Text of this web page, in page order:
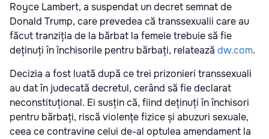
Royce Lambert, a suspendat un decret semnat de
Donald Trump, care prevedea că transsexualii care au
făcut tranziția de la bărbat la femeie trebuie să fie
deținuți în închisorile pentru bărbați, relatează dw.com.
Decizia a fost luată după ce trei prizonieri transsexuali
au dat în judecată decretul, cerând să fie declarat
neconstituțional. Ei susțin că, fiind deținuți în închisori
pentru bărbați, riscă violențe fizice și abuzuri sexuale,
ceea ce contravine celui de-al optulea amendament la